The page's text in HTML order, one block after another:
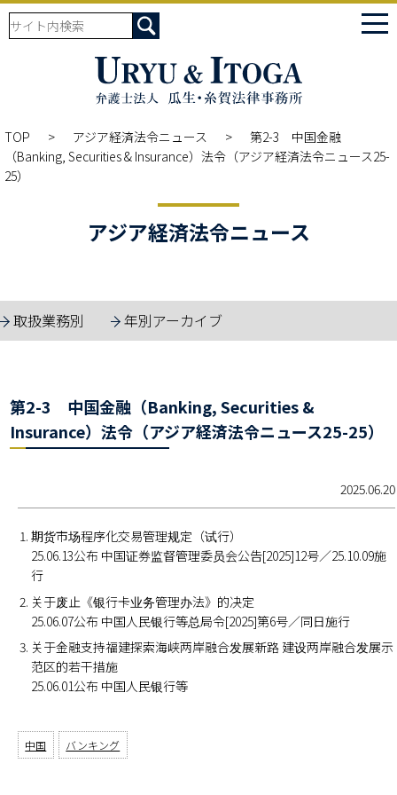
TOP アジア経済法令ニュース
第2-3 中国金融
（Banking, Securities & Insurance）法令（アジア経済法令ニュース25-
25）
アジア経済法令ニュース
取扱業務別 年別アーカイブ
第2-3 中国金融（Banking, Securities &
Insurance）法令（アジア経済法令ニュース25-25）
2025.06.20
期货市场程序化交易管理规定（试行）
25.06.13公布 中国证券监督管理委员会公告[2025]12号／25.10.09施
行
关于废止《银行卡业务管理办法》的决定
25.06.07公布 中国人民银行等总局令[2025]第6号／同日施行
关于金融支持福建探索海峡两岸融合发展新路 建设两岸融合发展示
范区的若干措施
25.06.01公布 中国人民银行等
中国 バンキング